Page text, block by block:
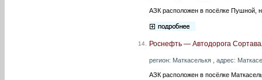
АЗК расположен в посёлке Пушной,
14. Роснефть — Автодорога
регион: Маткаселькя , адрес:
АЗК расположен в посёлке